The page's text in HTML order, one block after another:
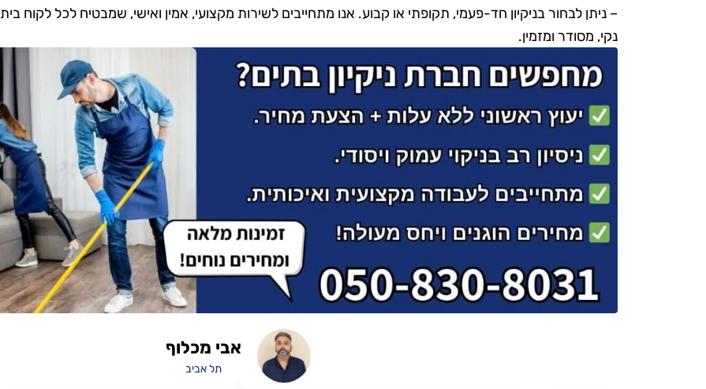
– ניתן לבחור בניקיון חד-פעמי, תקופתי או קבוע. אנו מתחייבים לשירות מקצועי, אמין ואישי, שמבטיח לכל לקוח בית
נקי, מסודר ומזמין.
אבי מכלוף
תל אביב